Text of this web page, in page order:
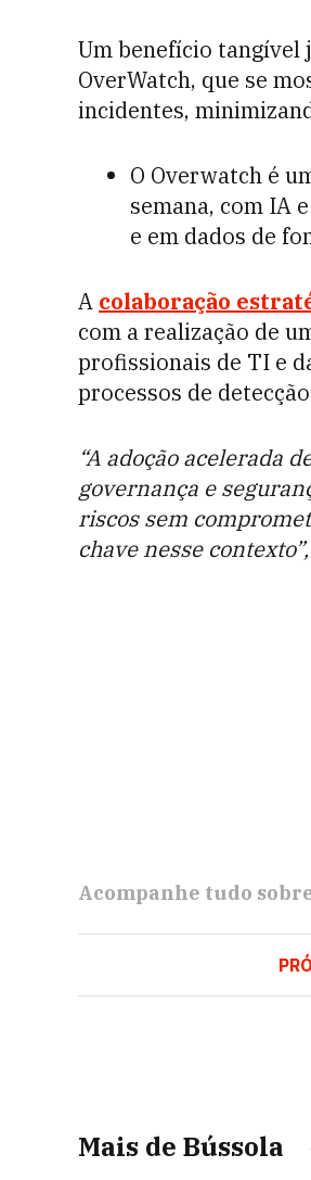
Um benefício tangível
OverWatch, que se
incidentes,
O Overwatch é
semana, com IA
e em dados de
A colaboração
com a realização de
profissionais de TI e
processos de
“A adoção acelerada
governança e
riscos sem
chave nesse contexto”,
Acompanhe tudo
Mais de Bússola